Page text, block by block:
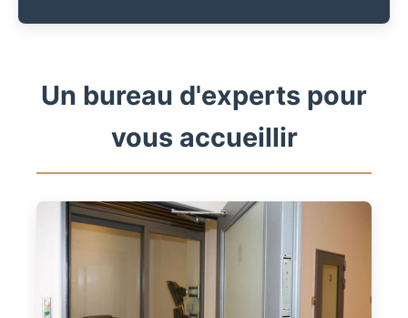
Un bureau d'experts pour
vous accueillir